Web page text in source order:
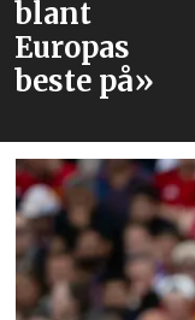
blant
Europas
beste på»